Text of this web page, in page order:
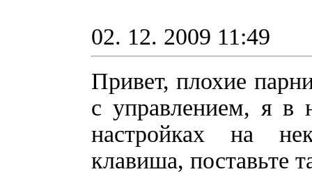
02. 12. 2009 11:49
Привет, плохие
с управлением, я в
настройках на
клавиша, поставьте